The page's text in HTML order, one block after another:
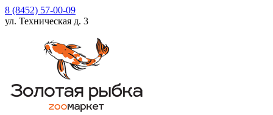
8 (8452) 57-00-09
ул. Техническая д. 3